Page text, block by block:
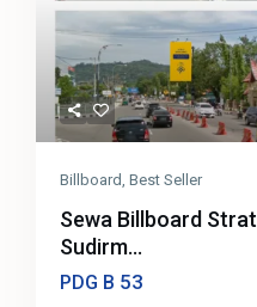
Billboard,Best Seller
Sewa Billboard
Sudirm...
PDG B 53